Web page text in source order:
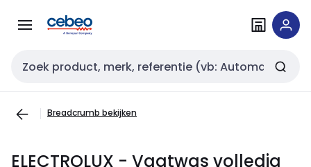
naar
naar
Zoekveld invoer
Breadcrumb bekijken
ELECTROLUX - Vaatwas volledig